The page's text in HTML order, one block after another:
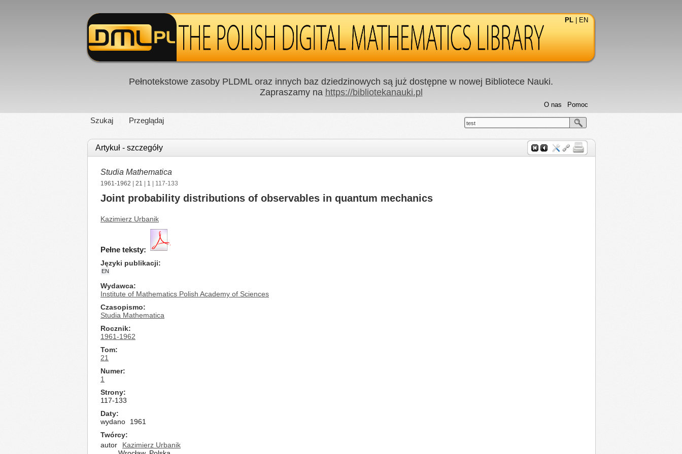
PL EN
Pełnotekstowe zasoby PLDML oraz innych baz dziedzinowych są już dostępne w nowej Bibliotece Nauki.
Zapraszamy na https://bibliotekanauki.pl
Szukaj Przeglądaj
Pomoc
O nas
test
Artykuł - szczegóły
Studia Mathematica
1961-1962 21 1 | 117-133
Joint probability distributions of observables in quantum mechanics
Kazimierz Urbanik
Pełne teksty:
Języki publikacji
EN
Wydawca
Institute of Mathematics Polish Academy of Sciences
Czasopismo
Studia Mathematica
Rocznik
1961-1962
Tom
21
Numer
1
Strony
117-133
Daty
wydano
1961
Twórcy
autor
Kazimierz Urbanik